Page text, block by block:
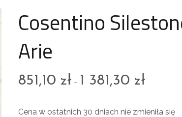
Cosentino
Arie
851,10zł – 1 381,30zł
Cena w ostatnich 30 dniach nie zmieniła się